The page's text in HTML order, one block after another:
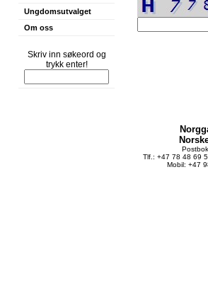
Ungdomsutvalget
Om oss
Skriv inn søkeord og
trykk enter!
Tlf.: +47 78 48 69
Mobil: +47